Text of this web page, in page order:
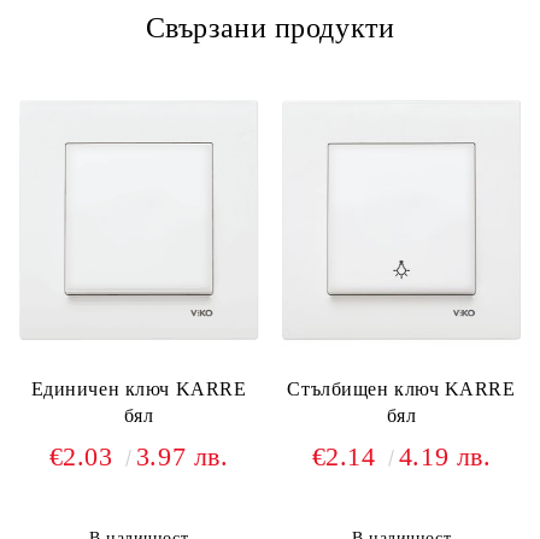
Свързани продукти
Единичен ключ KARRE
бял
€2.03 3.97 лв.
Стълбищен ключ KARRE
бял
€2.14 4.19 лв.